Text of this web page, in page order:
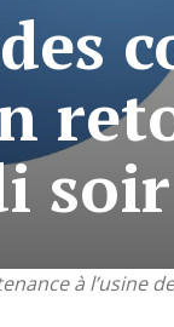
à l’usine
soir